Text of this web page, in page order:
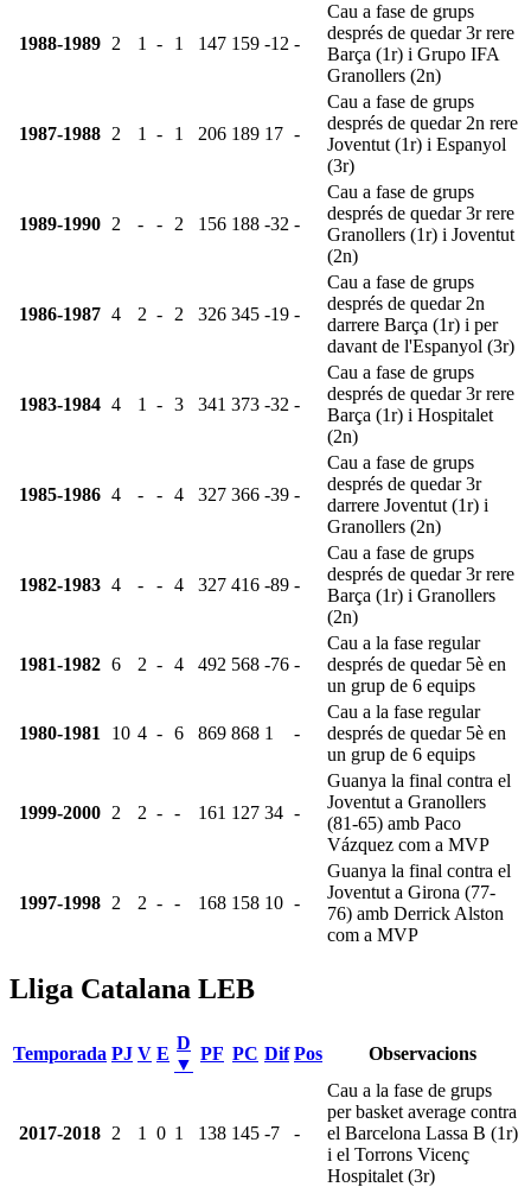
1988-1989 2 1 - 1 147 159 -12 -
Cau a fase de grups
després de quedar 3r rere
Barça (1r) i Grupo IFA
Granollers (2n)
1987-1988 2 1 - 1 206 189 17 -
Cau a fase de grups
després de quedar 2n rere
Joventut (1r) i Espanyol
(3r)
1989-1990 2 - - 2 156 188 -32 -
Cau a fase de grups
després de quedar 3r rere
Granollers (1r) i Joventut
(2n)
1986-1987 4 2 - 2 326 345 -19 -
Cau a fase de grups
després de quedar 2n
darrere Barça (1r) i per
davant de l'Espanyol (3r)
1983-1984 4 1 - 3 341 373 -32 -
Cau a fase de grups
després de quedar 3r rere
Barça (1r) i Hospitalet
(2n)
1985-1986 4 - - 4 327 366 -39 -
Cau a fase de grups
després de quedar 3r
darrere Joventut (1r) i
Granollers (2n)
1982-1983 4 - - 4 327 416 -89 -
Cau a fase de grups
després de quedar 3r rere
Barça (1r) i Granollers
(2n)
1981-1982 6 2 - 4 492 568 -76 -
Cau a la fase regular
després de quedar 5è en
un grup de 6 equips
1980-1981 10 4 - 6 869 868 1 -
Cau a la fase regular
després de quedar 5è en
un grup de 6 equips
1999-2000 2 2 - - 161 127 34 -
Guanya la final contra el
Joventut a Granollers
(81-65) amb Paco
Vázquez com a MVP
1997-1998 2 2 - - 168 158 10 -
Guanya la final contra el
Joventut a Girona (77-
76) amb Derrick Alston
com a MVP
Lliga Catalana LEB
Temporada PJ V E
D
▼
PF PC Dif Pos Observacions
2017-2018 2 1 0 1 138 145 -7 -
Cau a la fase de grups
per basket average contra
el Barcelona Lassa B (1r)
i el Torrons Vicenç
Hospitalet (3r)